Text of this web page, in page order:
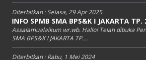
Diterbitkan :Selasa, 29 Apr 2025
INFO SPMB SMA BPS&K I JAKARTA
Assalamualaikum wr.wb. Hallo! Telah dibuka
SMA BPS&K I JAKARTA TP....
Diterbitkan :Rabu, 1 Mei 2024